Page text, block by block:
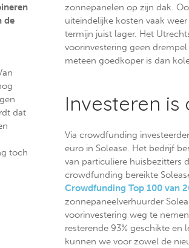
de
dat
toch
zonnepanelen op zijn dak.
uiteindelijke kosten vaak
termijn juist lager. Het
voorinvestering geen
meteen goedkoper is dan
Investeren is
Via crowdfunding
euro in Solease. Het bedrijf
van particuliere huisbezitters
crowdfunding bereikte
Crowdfunding Top 100 van
zonnepaneelverhuurder
voorinvestering weg te
resterende 93% geschikte
kunnen we voor zowel de